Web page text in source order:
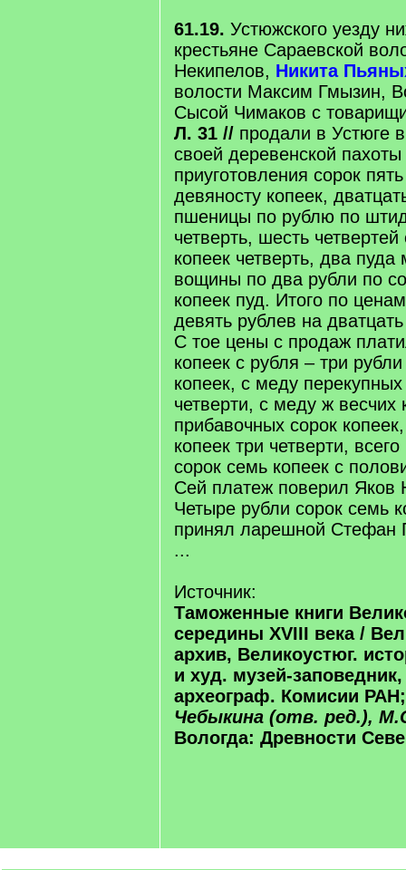
61.19. Устюжского уезду
крестьяне Сараевской
Некипелов, Никита
волости Максим Гмызин,
Сысой Чимаков с
Л. 31 // продали в Устюге
своей деревенской
приуготовления сорок
девяносту копеек,
пшеницы по рублю по
четверть, шесть
копеек четверть, два
вощины по два рубли по
копеек пуд. Итого по
девять рублев на
С тое цены с продаж
копеек с рубля – три
копеек, с меду
четверти, с меду ж весчих
прибавочных сорок
копеек три четверти,
сорок семь копеек с
Сей платеж поверил Яков
Четыре рубли сорок семь
принял ларешной Стефан
...
Источник:
Таможенные книги
середины ХVIII века /
архив, Великоустюг.
и худ. музей-
археограф. Комисии
Чебыкина (отв. ред.),
Вологда: Древности